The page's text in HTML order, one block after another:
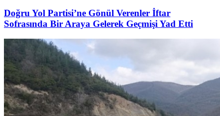
Doğru Yol Partisi’ne Gönül Verenler İftar
Sofrasında Bir Araya Gelerek Geçmişi Yad Etti